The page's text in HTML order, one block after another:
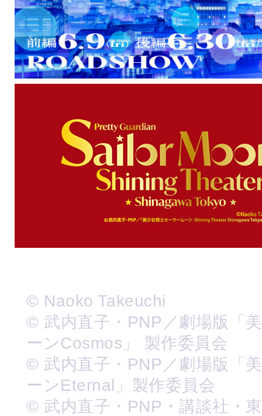
© Naoko Takeuchi
© 武内直子・PNP／劇場版「
ーンCosmos」 製作委員会
© 武内直子・PNP／劇場版「
ーンEternal」製作委員会
© 武内直子・PNP・講談社・